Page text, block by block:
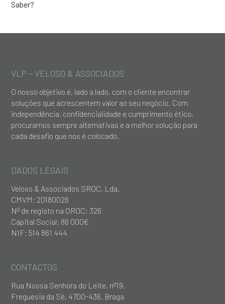
VLP – VELOSO & ASSOCIADOS
O nosso objetivo é, lado a lado, com o cliente encontrar
soluções que acrescentem valor ao seu negócio. Com
independência, confidencialidade e cumprimento ético,
procuramos sempre alternativas e a melhor solução para
cada desafio que nos é colocado.
DADOS LEGAIS
Veloso & Associados SROC, Lda.
CMVM: 20180026
Nº de registo na OROC: 326
Capital Social: 86 000€
NIF: 514 861 444
CONTACTOS
Rua Nossa Senhora do Leite, nº19,
Freguesia da Sé, 4700-436, Braga